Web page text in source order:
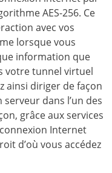
AES-256. Ce
avec vos
lorsque vous
information que
votre tunnel virtuel
ainsi diriger de façon
dans l’un des
grâce aux services
Internet
d’où vous accédez